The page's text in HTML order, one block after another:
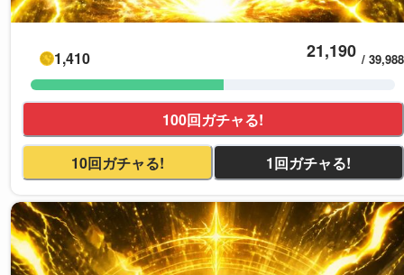
1,410 21,190 / 39,988
100回ガチャる!
10回ガチャる! 1回ガチャる!